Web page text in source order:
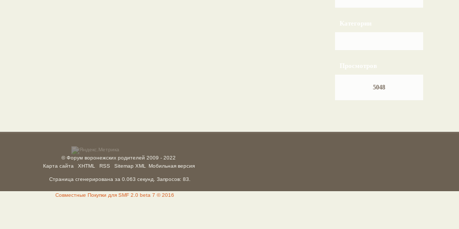
Категории
Просмотров
5048
© Форум воронежских родителей 2009 - 2022
Карта сайта
XHTML RSS Sitemap XML Мобильная версия
Страница сгенерирована за 0.063 секунд. Запросов: 83.
Совместные Покупки для SMF 2.0 beta 7 © 2016